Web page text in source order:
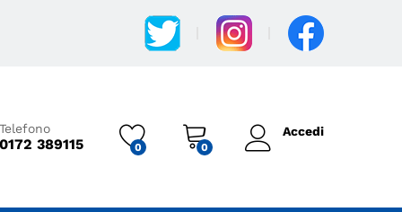
Telefono
0172 389115 0 0
Accedi
Aggiungi al carrello